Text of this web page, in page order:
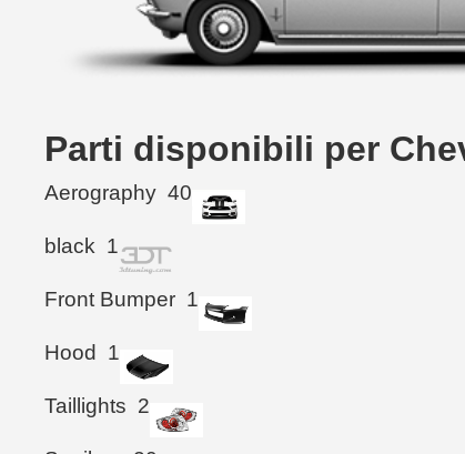
Parti disponibili per
Aerography 40
black 1
Front Bumper 1
Hood 1
Taillights 2